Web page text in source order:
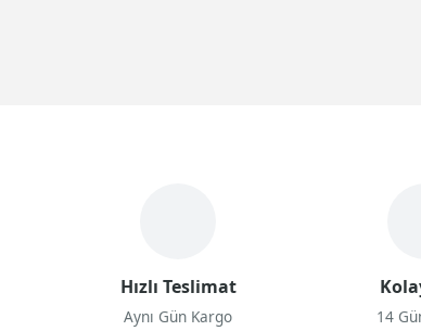
Hızlı Teslimat
Aynı Gün Kargo 14